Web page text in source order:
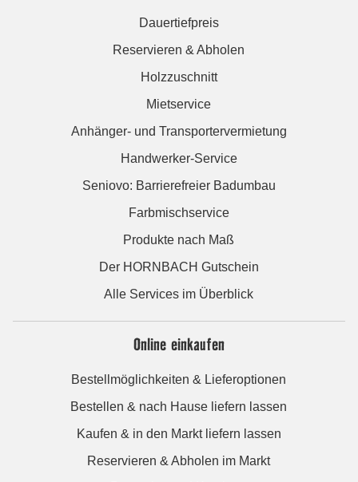
Dauertiefpreis
Reservieren & Abholen
Holzzuschnitt
Mietservice
Anhänger- und Transportervermietung
Handwerker-Service
Seniovo: Barrierefreier Badumbau
Farbmischservice
Produkte nach Maß
Der HORNBACH Gutschein
Alle Services im Überblick
Online einkaufen
Bestellmöglichkeiten & Lieferoptionen
Bestellen & nach Hause liefern lassen
Kaufen & in den Markt liefern lassen
Reservieren & Abholen im Markt